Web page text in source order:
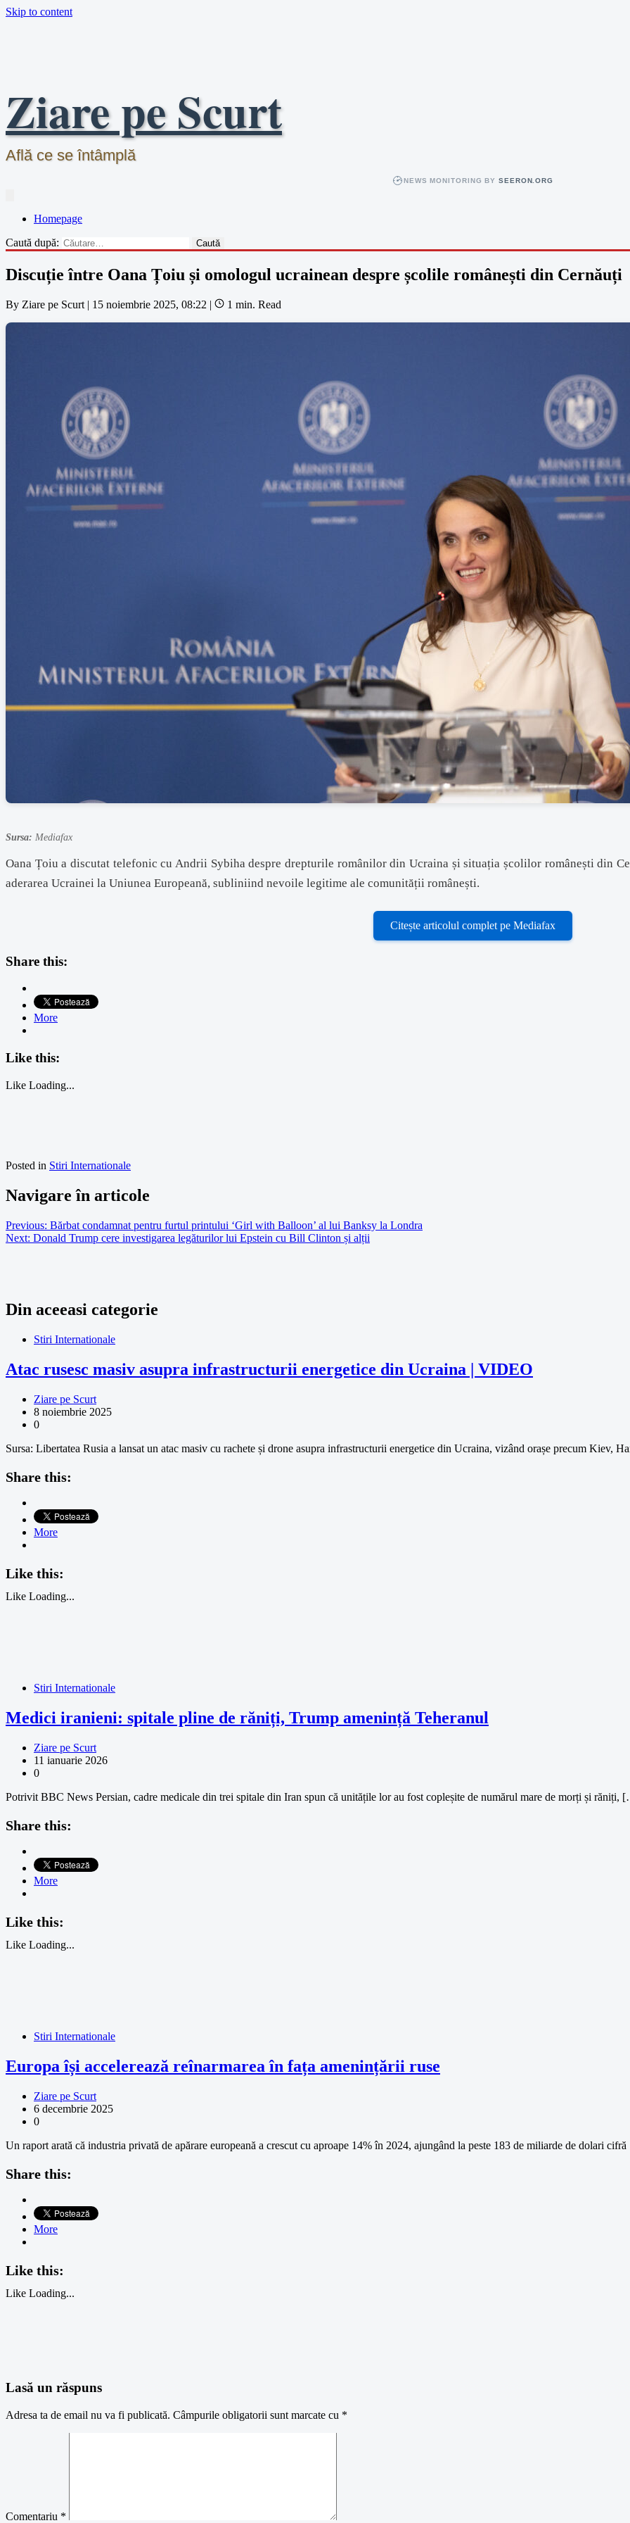
Skip to content
Ziare pe Scurt
Află ce se întâmplă
NEWS MONITORING BYSEERON.ORG
Homepage
Caută după:
Discuție între Oana Țoiu și omologul ucrainean despre școlile românești din Cernăuți
By Ziare pe Scurt | 15 noiembrie 2025, 08:22 | 1 min. Read
Sursa: Mediafax
Oana Țoiu a discutat telefonic cu Andrii Sybiha despre drepturile românilor din Ucraina și situația școlilor românești din
aderarea Ucrainei la Uniunea Europeană, subliniind nevoile legitime ale comunității românești.
Citește articolul complet pe Mediafax
Share this:
More
Like this:
Like Loading...
Posted in Stiri Internationale
Navigare în articole
Previous: Bărbat condamnat pentru furtul printului ‘Girl with Balloon’ al lui Banksy la Londra
Next: Donald Trump cere investigarea legăturilor lui Epstein cu Bill Clinton și alții
Din aceeasi categorie
Stiri Internationale
Atac rusesc masiv asupra infrastructurii energetice din Ucraina | VIDEO
Ziare pe Scurt
8 noiembrie 2025
0
Sursa: Libertatea Rusia a lansat un atac masiv cu rachete și drone asupra infrastructurii energetice din Ucraina, vizând orașe precum Kiev,
Share this:
More
Like this:
Like Loading...
Stiri Internationale
Medici iranieni: spitale pline de răniți, Trump amenință Teheranul
Ziare pe Scurt
11 ianuarie 2026
0
Potrivit BBC News Persian, cadre medicale din trei spitale din Iran spun că unitățile lor au fost copleșite de numărul mare de morți și răniți,
Share this:
More
Like this:
Like Loading...
Stiri Internationale
Europa își accelerează reînarmarea în fața amenințării ruse
Ziare pe Scurt
6 decembrie 2025
0
Un raport arată că industria privată de apărare europeană a crescut cu aproape 14% în 2024, ajungând la peste 183 de miliarde de dolari
Share this:
More
Like this:
Like Loading...
Lasă un răspuns
Adresa ta de email nu va fi publicată. Câmpurile obligatorii sunt marcate cu *
Comentariu *